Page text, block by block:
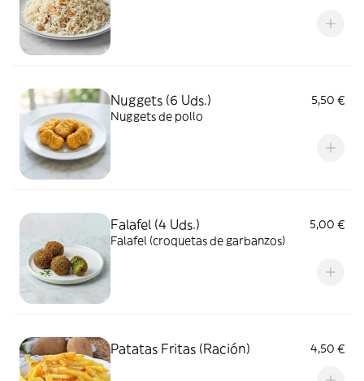
Nuggets (6 Uds.)
5,50 €
Nuggets de pollo
Falafel (4 Uds.)
5,00 €
Falafel (croquetas de garbanzos)
Patatas Fritas (Ración) 4,50 €